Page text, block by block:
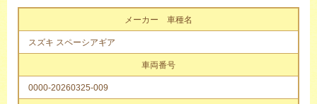
メーカー 車種名
スズキ スペーシアギア
車両番号
0000-20260325-009